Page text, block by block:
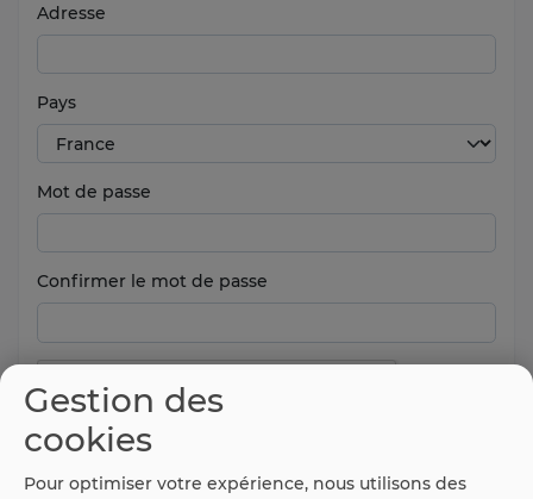
Adresse
Pays
Mot de passe
Confirmer le mot de passe
Gestion des
cookies
Pour optimiser votre expérience, nous utilisons des